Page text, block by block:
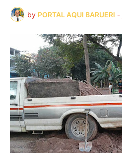
by PORTAL AQUI BARUERI -